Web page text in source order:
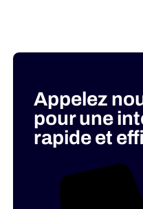
Appelez
pour une
rapide et